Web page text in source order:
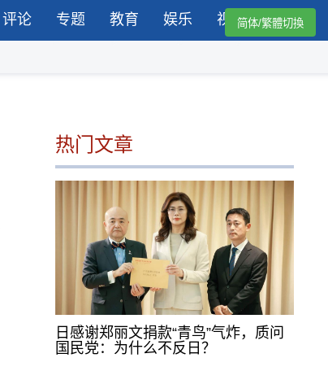
评论 专题 教育 娱乐 视频简体/繁體切換
热门文章
日感谢郑丽文捐款“青鸟”气炸，质问
国民党：为什么不反日？